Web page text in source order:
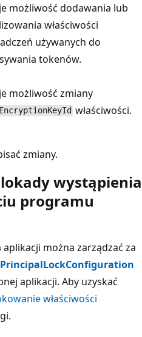
możliwość dodawania lub
właściwości
używanych do
tokenów.
możliwość zmiany
właściwości.
zmiany.
wystąpienia
programu
można zarządzać za
aplikacji. Aby uzyskać
właściwości